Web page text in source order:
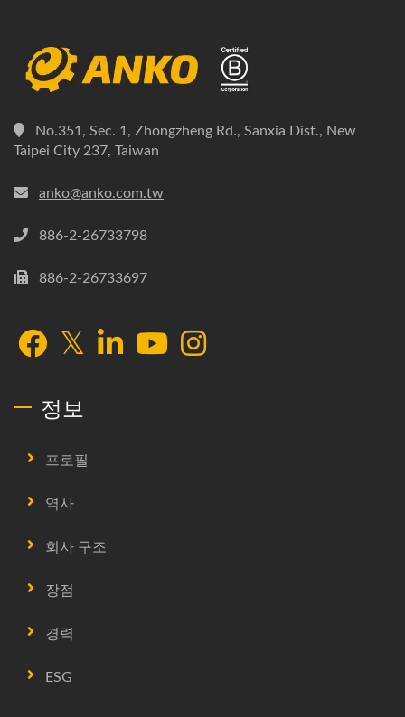
No.351, Sec. 1, Zhongzheng Rd., Sanxia Dist., New
Taipei City 237, Taiwan
anko@anko.com.tw
886-2-26733798
886-2-26733697
정보
프로필
역사
회사 구조
장점
경력
ESG